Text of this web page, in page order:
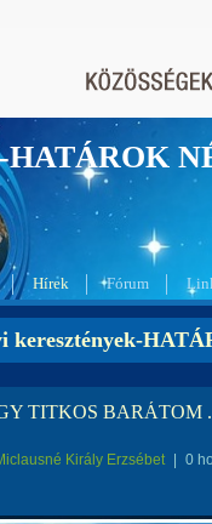
HATÁROK
Hírek Fórum
keresztények-
TITKOS BARÁTOM
Király Erzsébet 0